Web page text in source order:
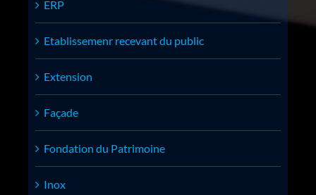
ERP
Etablissemenr recevant du public
Extension
Façade
Fondation du Patrimoine
Inox